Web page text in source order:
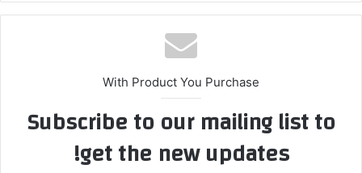
With Product You Purchase
Subscribe to our mailing list to
get the new updates!